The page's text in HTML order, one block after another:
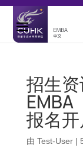
招生
EMBA
报名
由 Test-User|